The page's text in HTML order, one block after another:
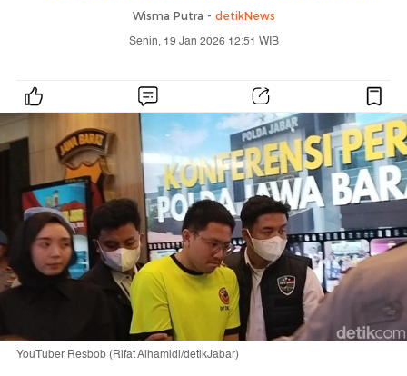
Wisma Putra - detikNews
Senin, 19 Jan 2026 12:51 WIB
YouTuber Resbob (Rifat Alhamidi/detikJabar)